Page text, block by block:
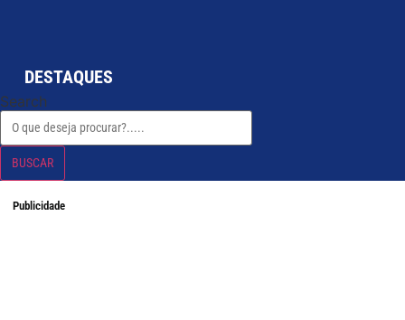
DESTAQUES
Search
BUSCAR
Publicidade